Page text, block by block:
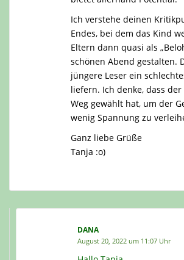
Ich verstehe deinen
Endes, bei dem das Kind
Eltern dann quasi als
schönen Abend gestalten.
jüngere Leser ein
liefern. Ich denke, dass
Weg gewählt hat, um der
wenig Spannung zu
Ganz liebe Grüße
Tanja :o)
DANA
August 20, 2022 um 11:07 Uhr